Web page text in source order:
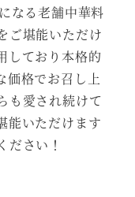
なる老舗中華料
ご堪能いただけ
しており本格的
価格でお召し上
も愛され続けて
能いただけます
ださい！